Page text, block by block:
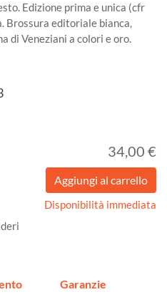
Edizione prima e unica (cfr
Brossura editoriale bianca,
di Veneziani a colori e oro.
34,00 €
Disponibilità immediata
Garanzie